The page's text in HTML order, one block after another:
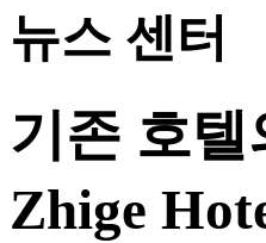
뉴스 센터
기존 호
Zhige